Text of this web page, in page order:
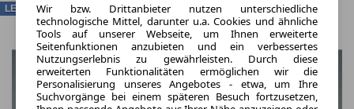
LEASINGWir bzw. Drittanbieter nutzen unterschiedliche
technologische Mittel, darunter u.a. Cookies und ähnliche
Tools auf unserer Webseite, um Ihnen erweiterte
Seitenfunktionen anzubieten und ein verbessertes
Nutzungserlebnis zu gewährleisten. Durch diese
erweiterten Funktionalitäten ermöglichen wir die
Personalisierung unseres Angebotes - etwa, um Ihre
Suchvorgänge bei einem späteren Besuch fortzusetzen,